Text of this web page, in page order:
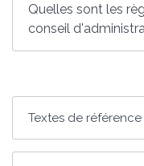
Quelles sont les
conseil
Textes de référence